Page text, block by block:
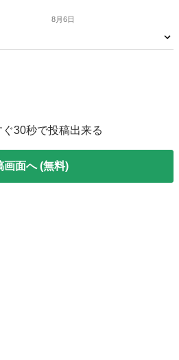
8月6日
30秒で投稿出来る
画面へ (無料)